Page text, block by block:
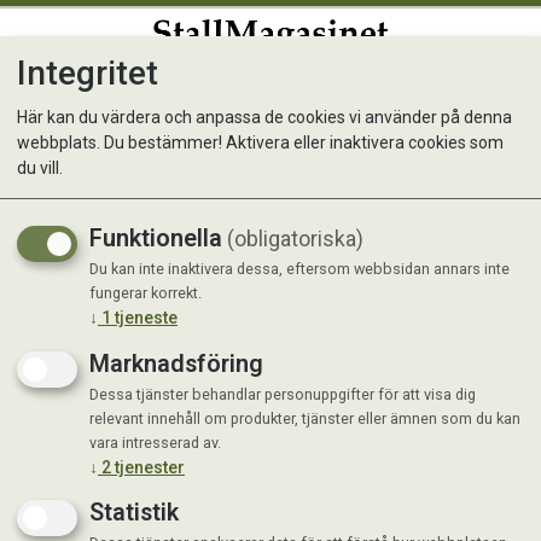
Visar 20 produkter
Integritet
Här kan du värdera och anpassa de cookies vi använder på denna
webbplats. Du bestämmer! Aktivera eller inaktivera cookies som
du vill.
Funktionella (obligatoriska)
Du kan inte inaktivera dessa, eftersom webbsidan annars inte
fungerar korrekt.
↓ 1 tjeneste
Marknadsföring
Dessa tjänster behandlar personuppgifter för att visa dig
relevant innehåll om produkter, tjänster eller ämnen som du kan
vara intresserad av.
↓ 2tjenester
Statistik